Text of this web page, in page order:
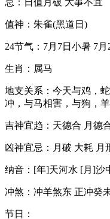
值神：朱雀(黑道日)
24节气：7月7日小暑 7
生肖：属马
地支关系：今天与鸡，
冲，与马相害，与狗，
吉神宜趋：天德合 月德
凶神宜忌：月破 大耗 月
纳音：[年]天河水 [月]沙
冲煞：冲羊煞东 正冲癸
节日：